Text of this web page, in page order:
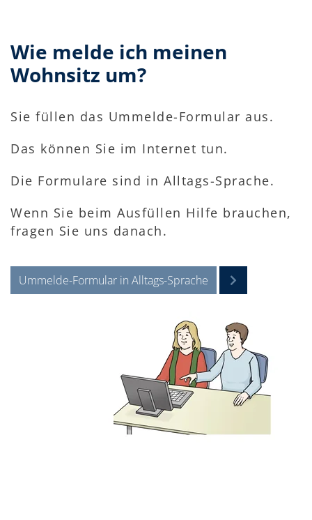
Wie melde ich meinen
Wohnsitz um?
Sie füllen das Ummelde-Formular aus.
Das können Sie im Internet tun.
Die Formulare sind in Alltags-Sprache.
Wenn Sie beim Ausfüllen Hilfe brauchen,
fragen Sie uns danach.
Ummelde-Formular in Alltags-Sprache